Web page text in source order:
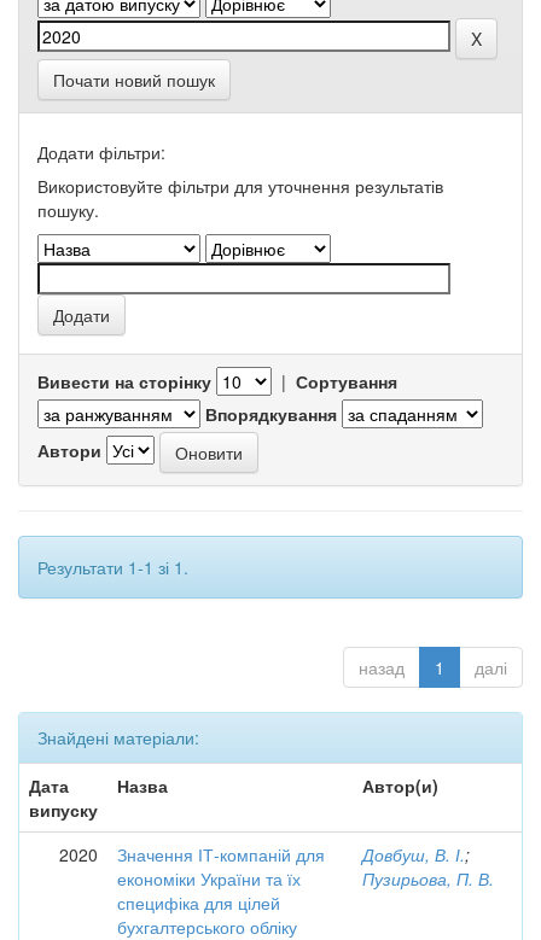
Почати новий пошук
Додати фільтри:
Використовуйте фільтри для уточнення результатів
пошуку.
Вивести на сторінку | Сортування
Впорядкування
Автори
Результати 1-1 зі 1.
назад 1 далі
Знайдені матеріали:
Дата
випуску
Назва Автор(и)
2020
Значення ІТ-компаній для
економіки України та їх
специфіка для цілей
бухгалтерського обліку
Довбуш, В. І.;
Пузирьова, П. В.